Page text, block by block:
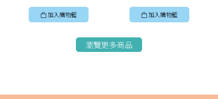
加入購物籃 加入購物籃
瀏覽更多商品